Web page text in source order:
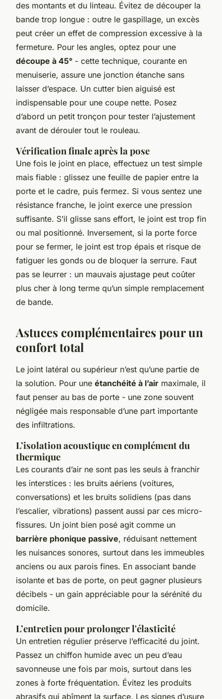
des montants et du linteau. Évitez de découper la
bande trop longue : outre le gaspillage, un excès
peut créer un effet de compression excessive à la
fermeture. Pour les angles, optez pour une
découpe à 45° - cette technique, courante en
menuiserie, assure une jonction étanche sans
laisser d’espace. Un cutter bien aiguisé est
indispensable pour une coupe nette. Posez
d’abord un petit tronçon pour tester l’ajustement
avant de dérouler tout le rouleau.
Vérification finale après la pose
Une fois le joint en place, effectuez un test simple
mais fiable : glissez une feuille de papier entre la
porte et le cadre, puis fermez. Si vous sentez une
résistance franche, le joint exerce une pression
suffisante. S’il glisse sans effort, le joint est trop fin
ou mal positionné. Inversement, si la porte force
pour se fermer, le joint est trop épais et risque de
fatiguer les gonds ou de bloquer la serrure. Faut
pas se leurrer : un mauvais ajustage peut coûter
plus cher à long terme qu’un simple remplacement
de bande.
Astuces complémentaires pour un
confort total
Le joint latéral ou supérieur n’est qu’une partie de
la solution. Pour une étanchéité à l’air maximale, il
faut penser au bas de porte - une zone souvent
négligée mais responsable d’une part importante
des infiltrations.
L’isolation acoustique en complément du
thermique
Les courants d’air ne sont pas les seuls à franchir
les interstices : les bruits aériens (voitures,
conversations) et les bruits solidiens (pas dans
l’escalier, vibrations) passent aussi par ces micro-
fissures. Un joint bien posé agit comme un
barrière phonique passive, réduisant nettement
les nuisances sonores, surtout dans les immeubles
anciens ou aux parois fines. En associant bande
isolante et bas de porte, on peut gagner plusieurs
décibels - un gain appréciable pour la sérénité du
domicile.
L’entretien pour prolonger l'élasticité
Un entretien régulier préserve l’efficacité du joint.
Passez un chiffon humide avec un peu d’eau
savonneuse une fois par mois, surtout dans les
zones à forte fréquentation. Évitez les produits
abrasifs qui abîment la surface. Les signes d’usure